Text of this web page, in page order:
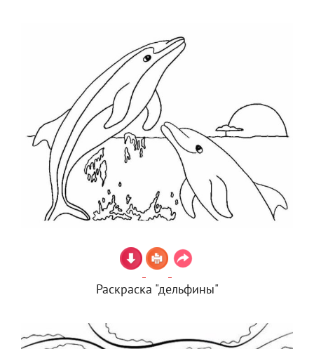
Раскраска "дельфины"